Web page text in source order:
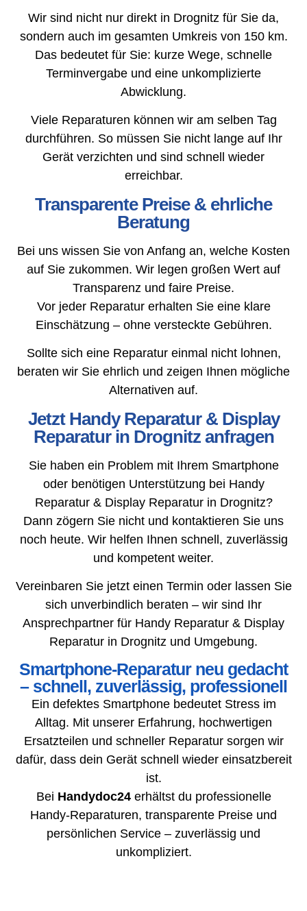
Wir sind nicht nur direkt in Drognitz für Sie da,
sondern auch im gesamten Umkreis von 150 km.
Das bedeutet für Sie: kurze Wege, schnelle
Terminvergabe und eine unkomplizierte
Abwicklung.
Viele Reparaturen können wir am selben Tag
durchführen. So müssen Sie nicht lange auf Ihr
Gerät verzichten und sind schnell wieder
erreichbar.
Transparente Preise & ehrliche
Beratung
Bei uns wissen Sie von Anfang an, welche Kosten
auf Sie zukommen. Wir legen großen Wert auf
Transparenz und faire Preise.
Vor jeder Reparatur erhalten Sie eine klare
Einschätzung – ohne versteckte Gebühren.
Sollte sich eine Reparatur einmal nicht lohnen,
beraten wir Sie ehrlich und zeigen Ihnen mögliche
Alternativen auf.
Jetzt Handy Reparatur & Display
Reparatur in Drognitz anfragen
Sie haben ein Problem mit Ihrem Smartphone
oder benötigen Unterstützung bei Handy
Reparatur & Display Reparatur in Drognitz?
Dann zögern Sie nicht und kontaktieren Sie uns
noch heute. Wir helfen Ihnen schnell, zuverlässig
und kompetent weiter.
Vereinbaren Sie jetzt einen Termin oder lassen Sie
sich unverbindlich beraten – wir sind Ihr
Ansprechpartner für Handy Reparatur & Display
Reparatur in Drognitz und Umgebung.
Smartphone-Reparatur neu gedacht
– schnell, zuverlässig, professionell
Ein defektes Smartphone bedeutet Stress im
Alltag. Mit unserer Erfahrung, hochwertigen
Ersatzteilen und schneller Reparatur sorgen wir
dafür, dass dein Gerät schnell wieder einsatzbereit
ist.
Bei Handydoc24erhältst du professionelle
Handy-Reparaturen, transparente Preise und
persönlichen Service – zuverlässig und
unkompliziert.